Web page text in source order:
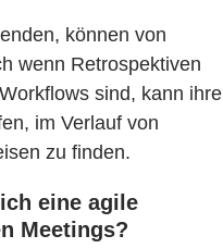
können von
wenn Retrospektiven
sind, kann ihre
im Verlauf von
zu finden.
eine agile
Meetings?